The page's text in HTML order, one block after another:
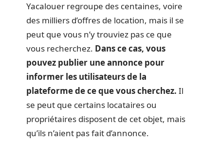
Yacalouer regroupe des centaines, voire
des milliers d’offres de location, mais il se
peut que vous n’y trouviez pas ce que
vous recherchez. Dans ce cas, vous
pouvez publier une annonce pour
informer les utilisateurs de la
plateforme de ce que vous cherchez. Il
se peut que certains locataires ou
propriétaires disposent de cet objet, mais
qu’ils n’aient pas fait d’annonce.